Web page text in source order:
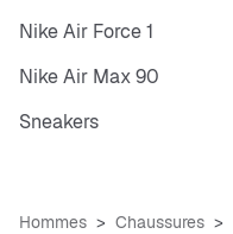
Nike Air Force 1
Nike Air Max 90
Sneakers
Hommes Chaussures